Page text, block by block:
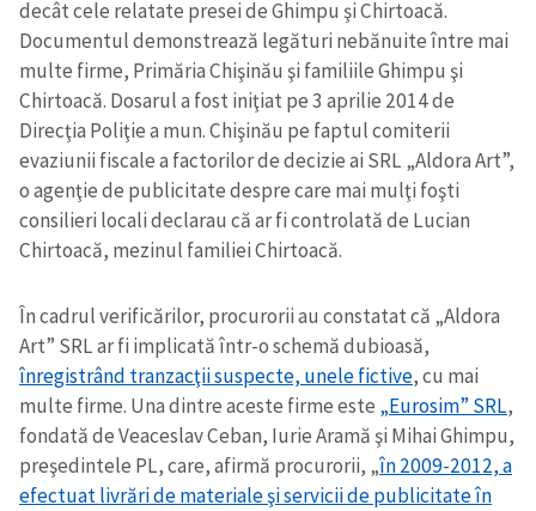
decât cele relatate presei de Ghimpu şi Chirtoacă.
Documentul demonstrează legături nebănuite între mai
multe firme, Primăria Chişinău şi familiile Ghimpu şi
Chirtoacă. Dosarul a fost iniţiat pe 3 aprilie 2014 de
Direcţia Poliţie a mun. Chişinău pe faptul comiterii
evaziunii fiscale a factorilor de decizie ai SRL „Aldora Art”,
o agenţie de publicitate despre care mai mulţi foşti
consilieri locali declarau că ar fi controlată de Lucian
Chirtoacă, mezinul familiei Chirtoacă.
În cadrul verificărilor, procurorii au constatat că „Aldora
Art” SRL ar fi implicată într-o schemă dubioasă,
înregistrând tranzacţii suspecte, unele fictive, cu mai
multe firme. Una dintre aceste firme este „Eurosim” SRL,
fondată de Veaceslav Ceban, Iurie Aramă şi Mihai Ghimpu,
preşedintele PL, care, afirmă procurorii, „în 2009-2012, a
efectuat livrări de materiale şi servicii de publicitate în